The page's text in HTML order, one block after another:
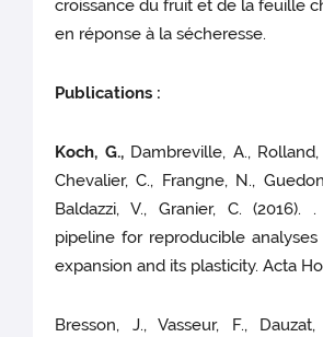
croissance du fruit et de la feuille
en réponse à la sécheresse.
Publications :
Koch, G.,Dambreville, A., Rolland,
Chevalier, C., Frangne, N.,
Baldazzi, V., Granier, C. (2016).
pipeline for reproducible
expansion and its plasticity. Acta
Bresson, J., Vasseur, F.,